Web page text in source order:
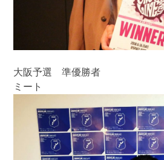
大阪予選 準優勝者
ミート